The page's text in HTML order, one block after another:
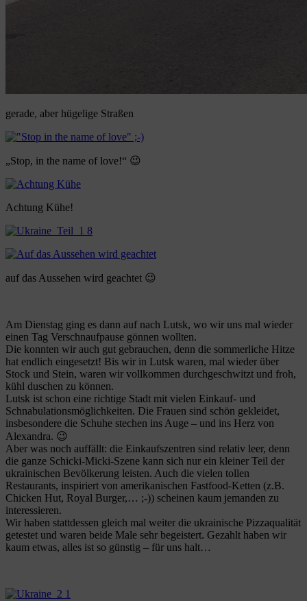
gerade, aber hügelige Straßen
„Stop, in the name of love!“ 😉
Achtung Kühe!
auf das Aussehen wird geachtet 😉
Am Dienstag ging es dann auf nach Lutsk, wo wir uns mal wieder
einen Tag Verschnaufpause gönnen wollten.
Die konnten wir auch gut gebrauchen, denn die sommerliche Hitze
hat endlich eingesetzt! Bis wir in Lutsk waren, mal wieder über
Stock und Stein, waren wir vollkommen durchgeschwitzt und froh,
kühl duschen zu können.
Lutsk ist schon eine richtige Stadt mit vielen Einkauf- und
Schnabulationsmöglichkeiten. Die Frauen sind schön gekleidet,
insbesondere die Schuhe stechen ins Auge – und ins Herz von
Alexandra. 😉
Aber was noch auffällt: die Einkaufszentren sind relativ leer, denn
die ganze Schicki-Micki-Szene kann sich nur ein kleiner Teil der
ukrainischen Bevölkerung leisten. Auch die vielen tollen
Restaurants, inspiriert von amerikanischen Fastfood-Ketten (z.B.
Chicken Hut, Royal Burger,… ;-)) scheinen kaum jemanden zu
interessieren.
Wir haben stattdessen gleich mal weiter die ukrainische Pizzaqualität
getestet und waren beide Male sehr begeistert. Gezahlt haben wir
kaum etwas, alles ist so günstig – für uns halt…